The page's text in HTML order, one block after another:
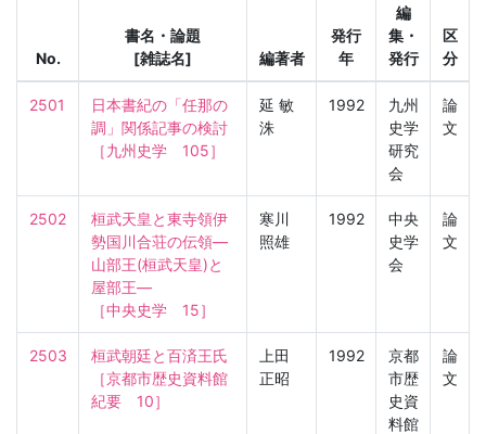
No.
書名・論題
[雑誌名]
編著者
発行
年
編
集・
発行
区
分
2501
日本書紀の「任那の
調」関係記事の検討
［九州史学　105］
延 敏
洙
1992
九州
史学
研究
会
論
文
2502
桓武天皇と東寺領伊
勢国川合荘の伝領—
山部王(桓武天皇)と
屋部王—
［中央史学　15］
寒川
照雄
1992
中央
史学
会
論
文
2503
桓武朝廷と百済王氏
［京都市歴史資料館
紀要　10］
上田
正昭
1992
京都
市歴
史資
料館
論
文